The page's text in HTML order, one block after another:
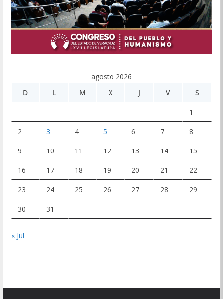
agosto 2026
D
L M X J V S
1
2 3 4 5 6 7 8
9 10 11 12 13 14 15
16 17 18 19 20 21 22
23 24 25 26 27 28 29
30 31
« Jul